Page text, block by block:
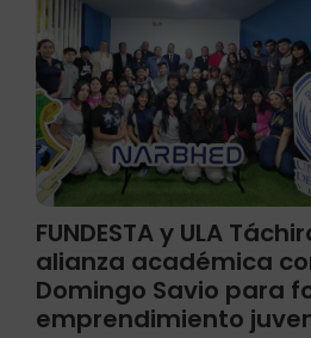
FUNDESTA y ULA
alianza académica
Domingo Savio para
emprendimiento